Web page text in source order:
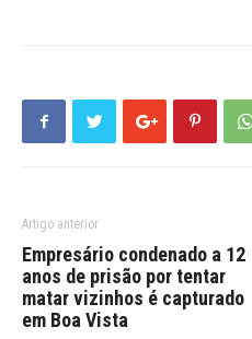
Artigo anterior
Empresário condenado a 12
anos de prisão por tentar
matar vizinhos é capturado
em Boa Vista